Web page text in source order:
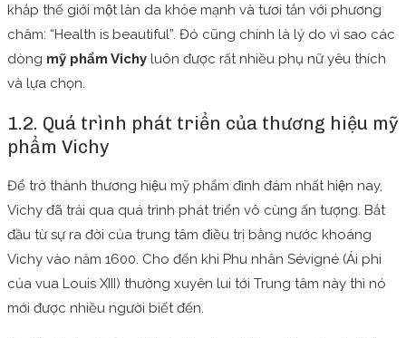
khắp thế giới một làn da khỏe mạnh và tươi tắn với phương
châm: “Health is beautiful”. Đó cũng chính là lý do vì sao các
dòng mỹ phẩm Vichy luôn được rất nhiều phụ nữ yêu thích
và lựa chọn.
1.2. Quá trình phát triển của thương hiệu mỹ
phẩm Vichy
Để trở thành thương hiệu mỹ phẩm đình đám nhất hiện nay,
Vichy đã trải qua quá trình phát triển vô cùng ấn tượng. Bắt
đầu từ sự ra đời của trung tâm điều trị bằng nước khoáng
Vichy vào năm 1600. Cho đến khi Phu nhân Sévigné (Ái phi
của vua Louis XIII) thường xuyên lui tới Trung tâm này thì nó
mới được nhiều người biết đến.